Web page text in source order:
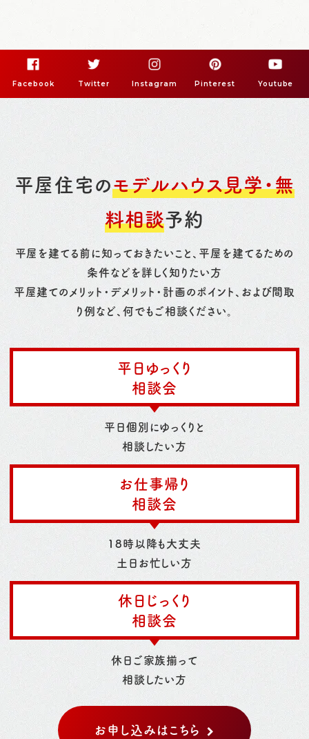
Facebook Twitter Instagram Pinterest Youtube
平屋住宅のモデルハウス見学・無
料相談予約
平屋を建てる前に知っておきたいこと、平屋を建てるための
条件などを詳しく知りたい方
平屋建てのメリット・デメリット・計画のポイント、および間取
り例など、何でもご相談ください。
平日ゆっくり
相談会
平日個別にゆっくりと
相談したい方
お仕事帰り
相談会
18時以降も大丈夫
土日お忙しい方
休日じっくり
相談会
休日ご家族揃って
相談したい方
お申し込みはこちら